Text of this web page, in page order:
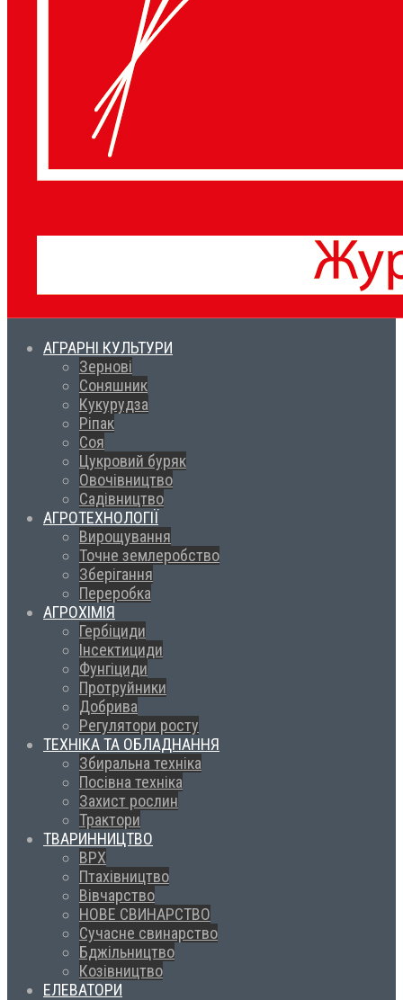
АГРАРНІ КУЛЬТУРИ
Зернові
Соняшник
Кукурудза
Ріпак
Соя
Цукровий буряк
Овочівництво
Садівництво
АГРОТЕХНОЛОГІЇ
Вирощування
Точне землеробство
Зберігання
Переробка
АГРОХІМІЯ
Гербіциди
Інсектициди
Фунгіциди
Протруйники
Добрива
Регулятори росту
ТЕХНІКА ТА ОБЛАДНАННЯ
Збиральна техніка
Посівна техніка
Захист рослин
Трактори
ТВАРИННИЦТВО
ВРХ
Птахівництво
Вівчарство
НОВЕ СВИНАРСТВО
Сучасне свинарство
Бджільництво
Козівництво
ЕЛЕВАТОРИ